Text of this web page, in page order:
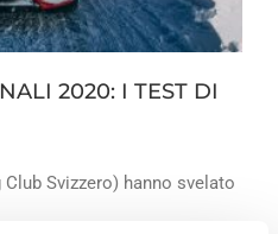
2020: I TEST DI
Svizzero) hanno svelato